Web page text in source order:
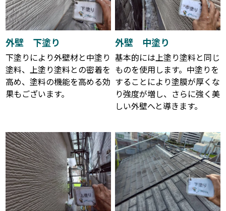
外壁 下塗り
下塗りにより外壁材と中塗り
塗料、上塗り塗料との密着を
高め、塗料の機能を高める効
果もございます。
外壁 中塗り
基本的には上塗り塗料と同じ
ものを使用します。中塗りを
することにより塗膜が厚くな
り強度が増し、さらに強く美
しい外壁へと導きます。